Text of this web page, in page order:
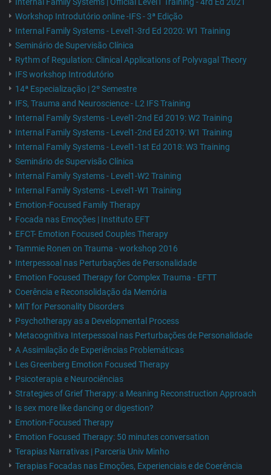
Workshop Introdutório online -IFS - 3ª Edição
Internal Family Systems - Level1-3rd Ed 2020: W1 Training
Seminário de Supervisão Clínica
Rythm of Regulation: Clinical Applications of Polyvagal Theory
IFS workshop Introdutório
14ª Especialização | 2º Semestre
IFS, Trauma and Neuroscience - L2 IFS Training
Internal Family Systems - Level1-2nd Ed 2019: W2 Training
Internal Family Systems - Level1-2nd Ed 2019: W1 Training
Internal Family Systems - Level1-1st Ed 2018: W3 Training
Seminário de Supervisão Clínica
Internal Family Systems - Level1-W2 Training
Internal Family Systems - Level1-W1 Training
Emotion-Focused Family Therapy
Focada nas Emoções | Instituto EFT
EFCT- Emotion Focused Couples Therapy
Tammie Ronen on Trauma - workshop 2016
Interpessoal nas Perturbações de Personalidade
Emotion Focused Therapy for Complex Trauma - EFTT
Coerência e Reconsolidação da Memória
MIT for Personality Disorders
Psychotherapy as a Developmental Process
Metacognitiva Interpessoal nas Perturbações de Personalidade
A Assimilação de Experiências Problemáticas
Les Greenberg Emotion Focused Therapy
Psicoterapia e Neurociências
Strategies of Grief Therapy: a Meaning Reconstruction Approach
Is sex more like dancing or digestion?
Emotion-Focused Therapy
Emotion Focused Therapy: 50 minutes conversation
Terapias Narrativas | Parceria Univ Minho
Terapias Focadas nas Emoções, Experienciais e de Coerência